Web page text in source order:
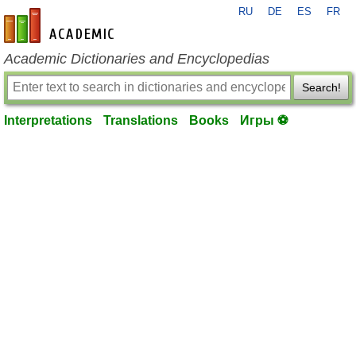
en-academic.com
RU DE ES FR
Academic Dictionaries and Encyclopedias
Search!
Interpretations Translations Books Игры ⚽